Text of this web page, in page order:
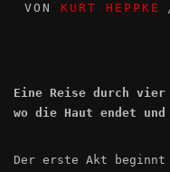
VON KURT HEPPKE
Eine Reise durch
wo die Haut endet
Der erste Akt beginnt